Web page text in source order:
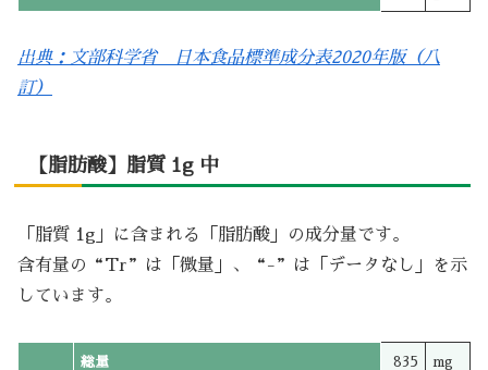
出典：文部科学省 日本食品標準成分表2020年版（八
訂）
【脂肪酸】脂質 1g 中
「脂質 1g」に含まれる「脂肪酸」の成分量です。
含有量の“Tr”は「微量」、“-”は「データなし」を示
しています。
総量 835 mg